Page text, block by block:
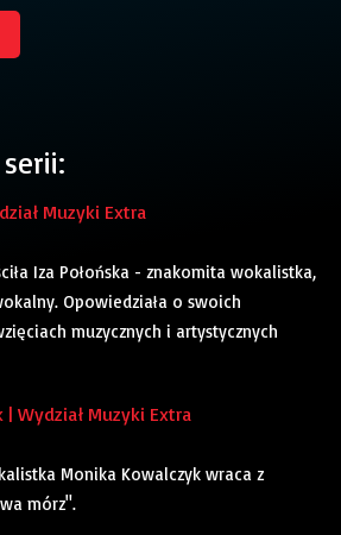
Muzyki Extra
Iza Połońska - znakomita wokalistka,
Opowiedziała o swoich
muzycznych i artystycznych
Wydział Muzyki Extra
Monika Kowalczyk wraca z
mórz".